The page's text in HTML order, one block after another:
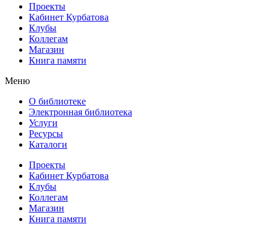
Проекты
Кабинет Курбатова
Клубы
Коллегам
Магазин
Книга памяти
Меню
О библиотеке
Электронная библиотека
Услуги
Ресурсы
Каталоги
Проекты
Кабинет Курбатова
Клубы
Коллегам
Магазин
Книга памяти